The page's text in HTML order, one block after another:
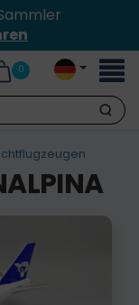
0
Suche